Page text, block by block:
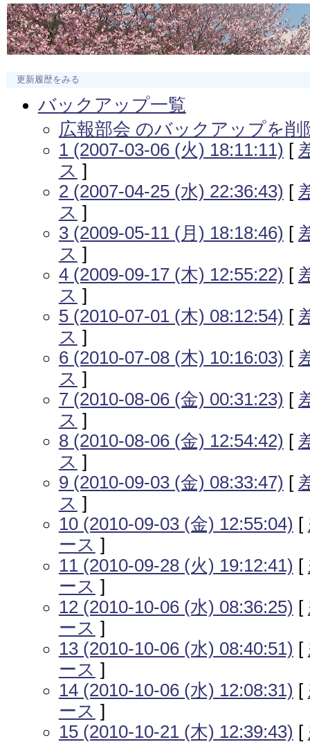
更新履歴をみる
バックアップ一覧
広報部会 のバックアップを削
1 (2007-03-06 (火) 18:11:11) [
ス ]
2 (2007-04-25 (水) 22:36:43) [
ス ]
3 (2009-05-11 (月) 18:18:46) [
ス ]
4 (2009-09-17 (木) 12:55:22) [
ス ]
5 (2010-07-01 (木) 08:12:54) [
ス ]
6 (2010-07-08 (木) 10:16:03) [
ス ]
7 (2010-08-06 (金) 00:31:23) [
ス ]
8 (2010-08-06 (金) 12:54:42) [
ス ]
9 (2010-09-03 (金) 08:33:47) [
ス ]
10 (2010-09-03 (金) 12:55:04) [
ース ]
11 (2010-09-28 (火) 19:12:41) [
ース ]
12 (2010-10-06 (水) 08:36:25) [
ース ]
13 (2010-10-06 (水) 08:40:51) [
ース ]
14 (2010-10-06 (水) 12:08:31) [
ース ]
15 (2010-10-21 (木) 12:39:43) [